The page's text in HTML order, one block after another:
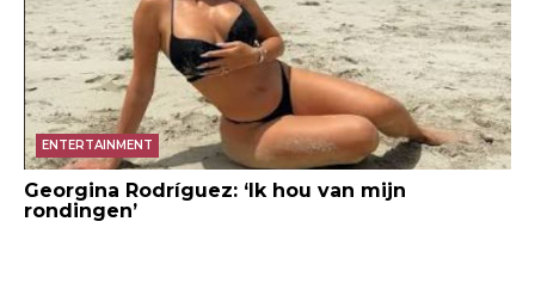
ENTERTAINMENT
Georgina Rodríguez: ‘Ik hou van mijn
rondingen’